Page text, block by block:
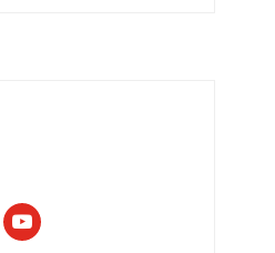
youtube